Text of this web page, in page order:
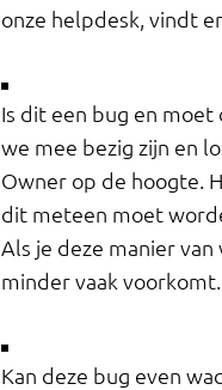
onze helpdesk, vindt
Is dit een bug en
we mee bezig zijn en
Owner op de hoogte.
dit meteen moet
Als je deze manier
minder vaak voorkomt.
Kan deze bug even